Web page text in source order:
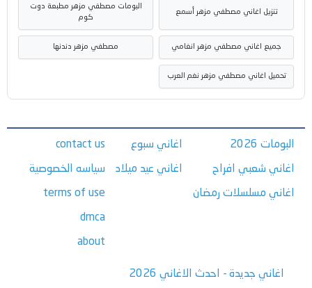
تنزيل اغاني مصطفي مزهر أسمع
البومات مصطفي مزهر مطبعة دوت
كوم
جميع اغاني مصطفي مزهر انغامي مصطفي مزهر دندنها
تحميل اغاني مصطفي مزهر نغم العرب
البومات 2026
اغاني شعبي افراح
اغاني مسلسلات رمضان
اغاني سبوع
اغاني عيد ميلاد
contact us
سياسه الخصوصية
terms of use
dmca
about
اغاني جديدة - احدث الاغاني 2026